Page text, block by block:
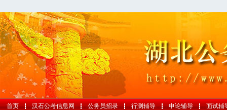
首页 汉石公考信息网 公务员招录 行测辅导 申论辅导 面试辅